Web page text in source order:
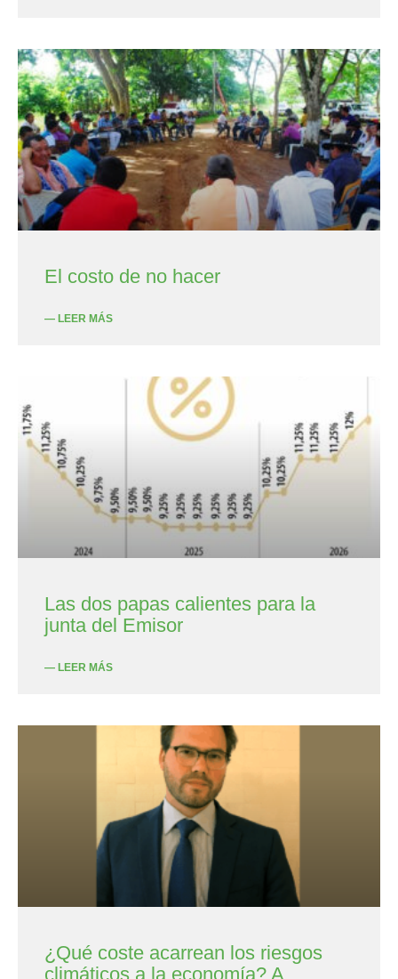
El costo de no hacer
— LEER MÁS
Las dos papas calientes para la
junta del Emisor
— LEER MÁS
¿Qué coste acarrean los riesgos
climáticos a la economía? A